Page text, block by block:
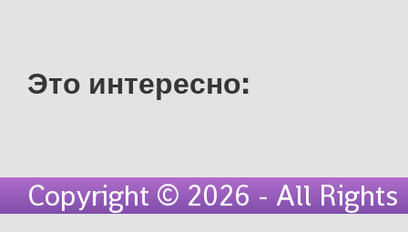
Это интересно:
Copyright © 2026 - All Rights